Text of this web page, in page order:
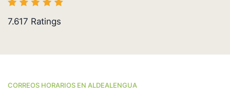
7.617 Ratings
CORREOS HORARIOS EN ALDEALENGUA